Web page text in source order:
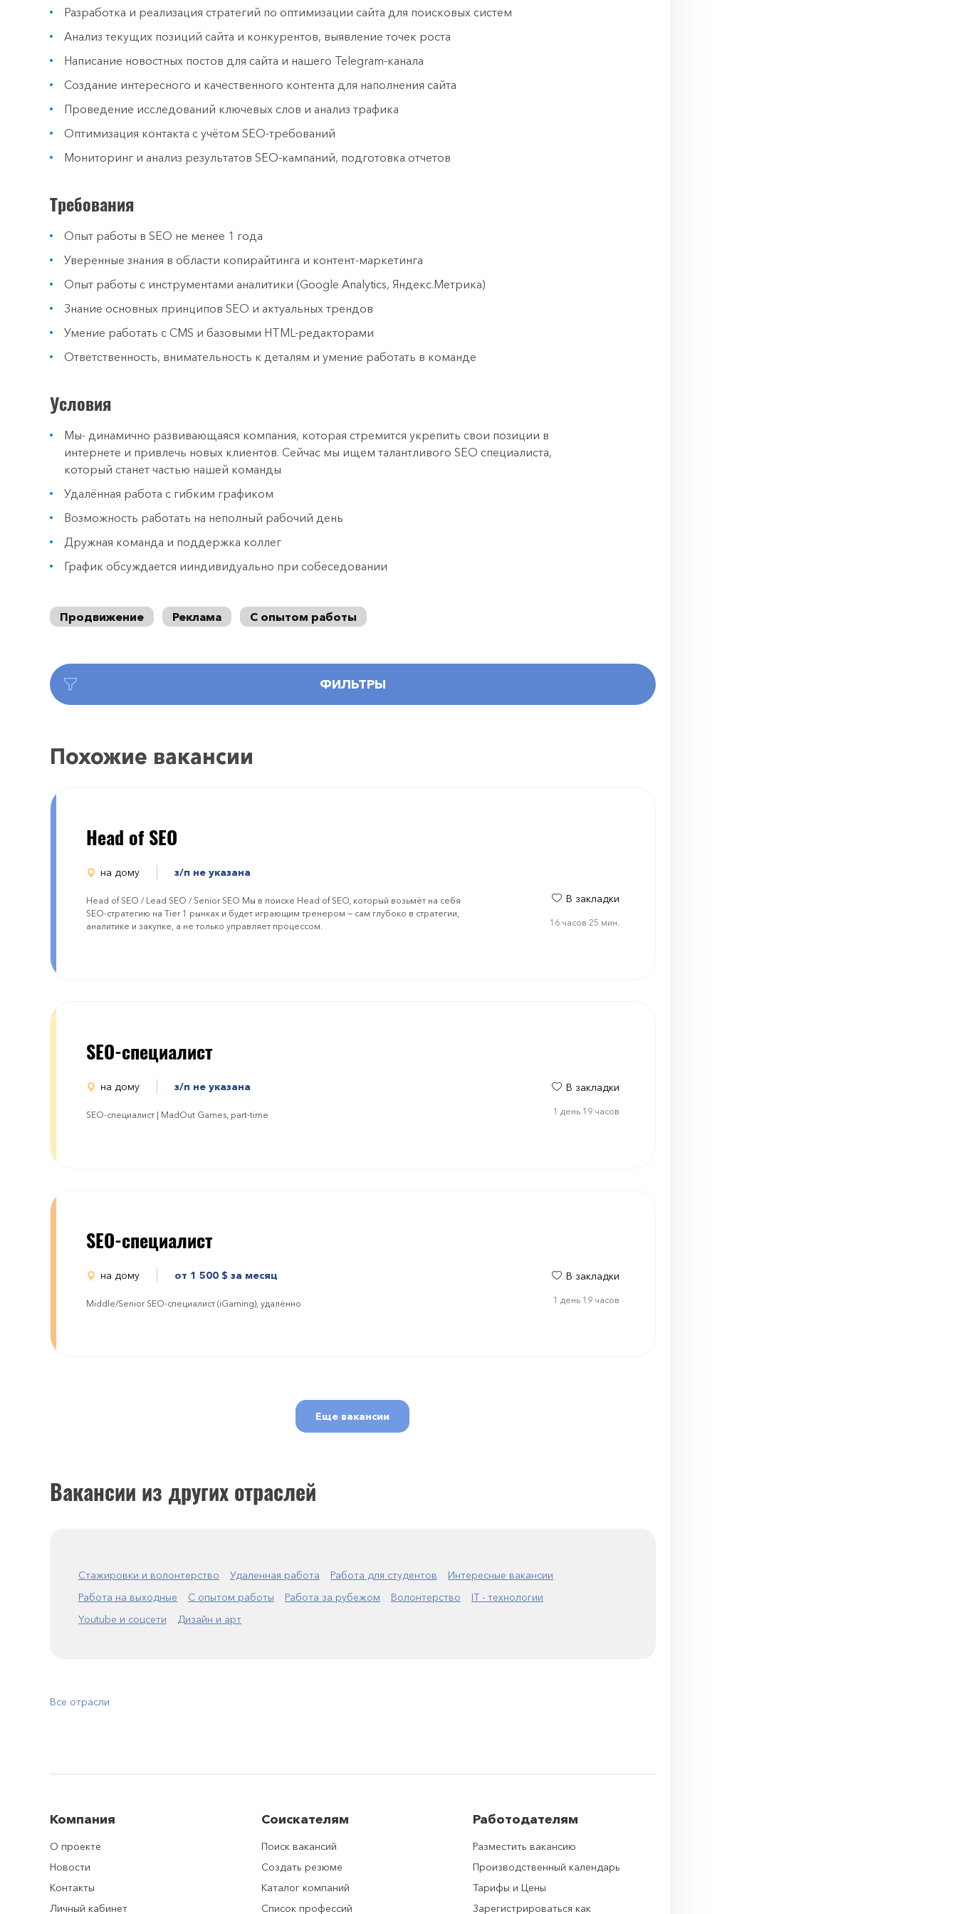
Разработка и реализация стратегий по оптимизации сайта для поисковых систем
Анализ текущих позиций сайта и конкурентов, выявление точек роста
Написание новостных постов для сайта и нашего Telegram-канала
Создание интересного и качественного контента для наполнения сайта
Проведение исследований ключевых слов и анализ трафика
Оптимизация контакта с учётом SEO-требований
Мониторинг и анализ результатов SEO-кампаний, подготовка отчетов
Требования
Опыт работы в SEO не менее 1 года
Уверенные знания в области копирайтинга и контент-маркетинга
Опыт работы с инструментами аналитики (Google Analytics, Яндекс.Метрика)
Знание основных принципов SEO и актуальных трендов
Умение работать с CMS и базовыми HTML-редакторами
Ответственность, внимательность к деталям и умение работать в команде
Условия
Мы- динамично развивающаяся компания, которая стремится укрепить свои позиции в
интернете и привлечь новых клиентов. Сейчас мы ищем талантливого SEO специалиста,
который станет частью нашей команды
Удалённая работа с гибким графиком
Возможность работать на неполный рабочий день
Дружная команда и поддержка коллег
График обсуждается ииндивидуально при собеседовании
Продвижение Реклама С опытом работы
ФИЛЬТРЫ
Похожие вакансии
Head of SEO
на дому з/п не указана
Head of SEO / Lead SEO / Senior SEO Мы в поиске Head of SEO, который возьмёт на себя
SEO-стратегию на Tier 1 рынках и будет играющим тренером — сам глубоко в стратегии,
аналитике и закупке, а не только управляет процессом.
В закладки
16 часов 25 мин.
SEO-специалист
на дому з/п не указана
SEO-специалист | MadOut Games, part-time
В закладки
1 день 19 часов
SEO-специалист
на дому от 1 500 $ за месяц
Middle/Senior SEO-специалист (iGaming), удалённо
В закладки
1 день 19 часов
Еще вакансии
Вакансии из других отраслей
Стажировки и волонтерство Удаленная работа Работа для студентов
Интересные вакансии
Работа на выходные
С опытом работы Работа за рубежом Волонтерство
IT - технологии
Youtube и соцсети
Дизайн и арт
Все отрасли
Компания
О проекте
Новости
Контакты
Личный кабинет
Соискателям
Поиск вакансий
Создать резюме
Каталог компаний
Список профессий
Работодателям
Разместить вакансию
Производственный календарь
Тарифы и Цены
Зарегистрироваться как